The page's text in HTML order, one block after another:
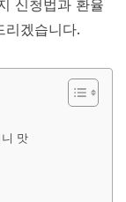
신청법과 환율
겠습니다.
맛